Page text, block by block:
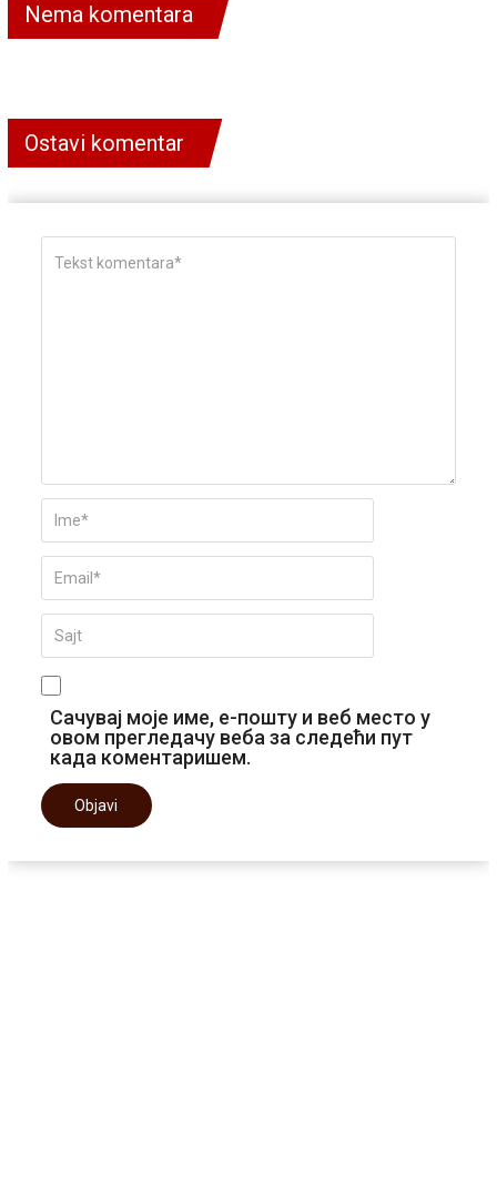
Nema komentara
Ostavi komentar
Сачувај моје име, е-пошту и веб место у
овом прегледачу веба за следећи пут
када коментаришем.